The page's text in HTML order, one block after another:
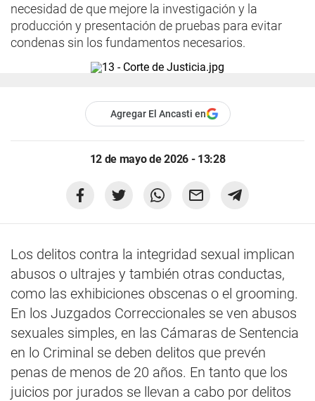
necesidad de que mejore la investigación y la
producción y presentación de pruebas para evitar
condenas sin los fundamentos necesarios.
Agregar El Ancasti en
12 de mayo de 2026 - 13:28
Los delitos contra la integridad sexual implican
abusos o ultrajes y también otras conductas,
como las exhibiciones obscenas o el grooming.
En los Juzgados Correccionales se ven abusos
sexuales simples, en las Cámaras de Sentencia
en lo Criminal se deben delitos que prevén
penas de menos de 20 años. En tanto que los
juicios por jurados se llevan a cabo por delitos